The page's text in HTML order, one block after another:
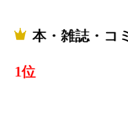
本・雑誌・コ
1位